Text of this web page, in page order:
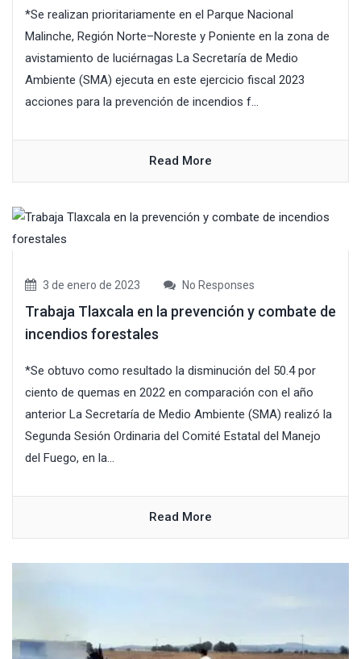
*Se realizan prioritariamente en el Parque Nacional
Malinche, Región Norte–Noreste y Poniente en la zona de
avistamiento de luciérnagas La Secretaría de Medio
Ambiente (SMA) ejecuta en este ejercicio fiscal 2023
acciones para la prevención de incendios f...
Read More
3 de enero de 2023 No Responses
Trabaja Tlaxcala en la prevención y combate de
incendios forestales
*Se obtuvo como resultado la disminución del 50.4 por
ciento de quemas en 2022 en comparación con el año
anterior La Secretaría de Medio Ambiente (SMA) realizó la
Segunda Sesión Ordinaria del Comité Estatal del Manejo
del Fuego, en la...
Read More